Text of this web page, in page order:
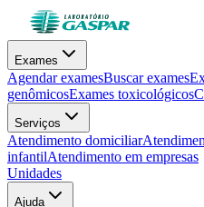
Exames
Agendar examesBuscar exames
genômicosExames toxicológicos
Serviços
Atendimento domiciliar
infantilAtendimento em empresas
Unidades
Ajuda